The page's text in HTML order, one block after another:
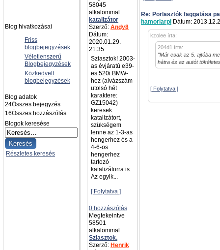
Blog hivatkozásai
Friss
blogbejegyzések
Véletlenszerű
Blogbejegyzések
Közkedvelt
blogbejegyzések
Blog adatok
24Összes bejegyzés
16Összes hozzászólás
Blogok keresése
Részletes keresés
58045
alkalommal
katalizátor
Szerző: Andy8
Dátum:
2020.01.29.
21:35
Sziasztok! 2003-
as évjáratú e39-
es 520i BMW-
hez (alvázszám
utolsó hét
karaktere:
GZ15042)
keresek
katalizátort,
szükségem
lenne az 1-3-as
hengerhez és a
4-6-os
hengerhez
tartozó
katalizátorra is.
Az egyik...
[ Folytatva ]
0 hozzászólás
Megtekeintve
58501
alkalommal
Sziasztok.
Szerző: Henrik
Re: Porlasztók faggatása
hamoriarpi Dátum:
kzolee írta:
204d1 írta:
"Már csak az 5. ajtóba
hátra és az autót
[ Folytatva ]